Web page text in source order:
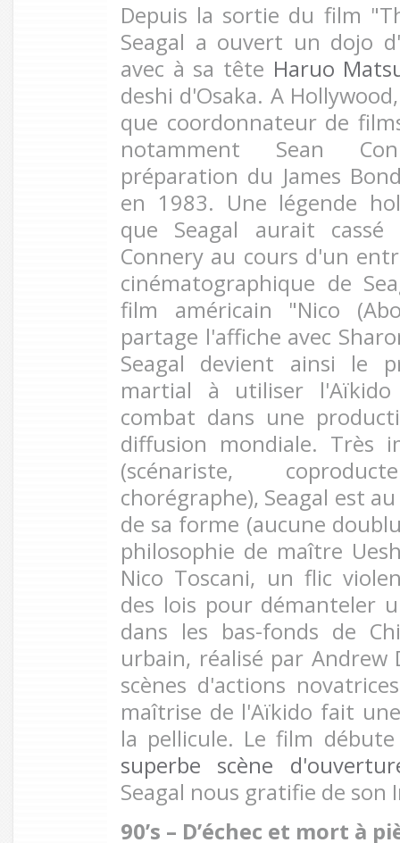
Depuis la sortie du film
Seagal a ouvert un dojo
avec à sa tête Haruo
deshi d'Osaka. A
que coordonnateur de
notamment Sean
préparation du James
en 1983. Une légende
que Seagal aurait
Connery au cours d'un
cinématographique de
film américain "Nico
partage l'affiche avec
Seagal devient ainsi le
martial à utiliser
combat dans une
diffusion mondiale. Très
(scénariste,
chorégraphe), Seagal est
de sa forme (aucune
philosophie de maître
Nico Toscani, un flic
des lois pour démanteler
dans les bas-fonds de
urbain, réalisé par Andrew
scènes d'actions
maîtrise de l'Aïkido fait
la pellicule. Le film
superbe scène
Seagal nous gratifie de son
90’s – D’échec et mort à